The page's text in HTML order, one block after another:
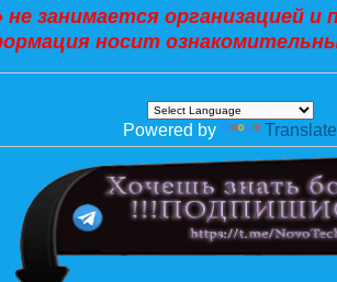
не занимается организацией
носит
Powered by Translate